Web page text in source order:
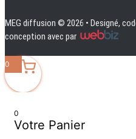
MEG diffusion © 2026 • Designé,
conception avec par
0
0
Votre Panier